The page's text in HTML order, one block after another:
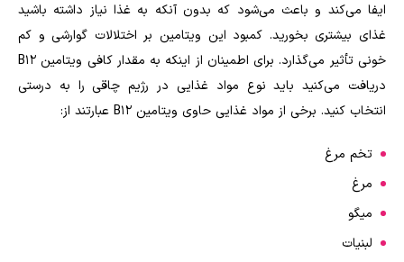
ایفا می‌کند و باعث می‌شود که بدون آنکه به غذا نیاز داشته باشید
غذای بیشتری بخورید. کمبود این ویتامین بر اختلالات گوارشی و کم
خونی تأثیر می‌گذارد. برای اطمینان از اینکه به مقدار کافی ویتامین B12
دریافت می‌کنید باید نوع مواد غذایی در رژیم چاقی را به درستی
انتخاب کنید. برخی از مواد غذایی حاوی ویتامین B12 عبارتند از:
تخم مرغ
مرغ
میگو
لبنیات